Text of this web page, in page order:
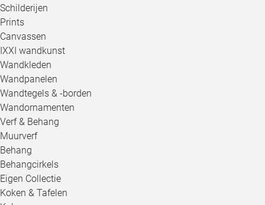
Schilderijen
Prints
Canvassen
IXXI wandkunst
Wandkleden
Wandpanelen
Wandtegels & -borden
Wandornamenten
Verf & Behang
Muurverf
Behang
Behangcirkels
Eigen Collectie
Koken & Tafelen